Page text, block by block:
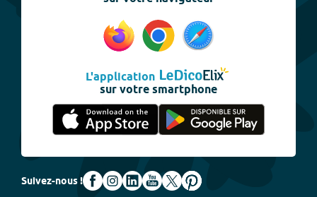
L'application
sur votre smartphone
Suivez-nous !